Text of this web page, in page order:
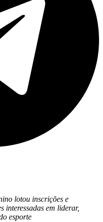
lotou inscrições e
interessadas em liderar,
esporte